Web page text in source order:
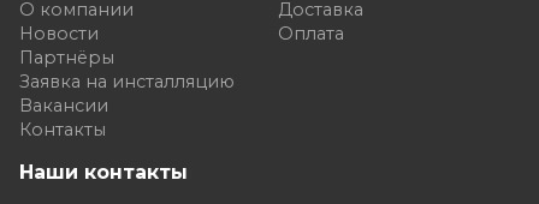
О компании
Новости
Партнёры
Заявка на инсталляцию
Вакансии
Контакты
Доставка
Оплата
Наши контакты